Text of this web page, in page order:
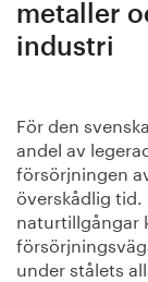
Forskning/
Vi tycker
Publicerat
Bildbank
metaller
industri
För den
andel av
försörjningen
överskådlig
naturtillgångar
under stålets